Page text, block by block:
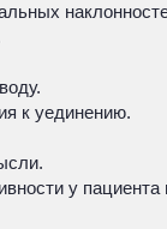
к уединению.
у